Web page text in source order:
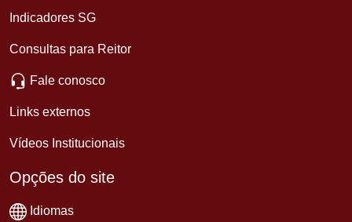
Indicadores SG
Consultas para Reitor
Fale conosco
Links externos
Vídeos Institucionais
Opções do site
Idiomas